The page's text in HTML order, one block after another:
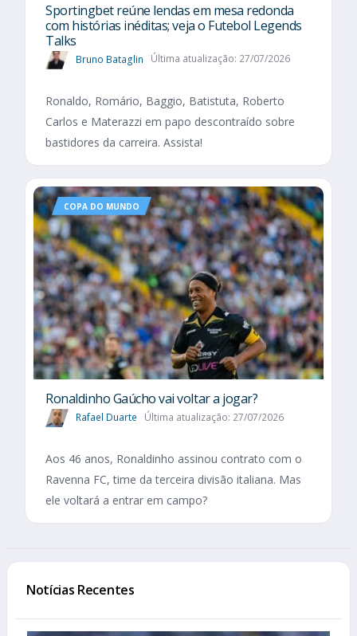
Sportingbet reúne lendas em mesa redonda
com histórias inéditas; veja o Futebol Legends
Talks
Bruno Bataglin Última atualização: 27/07/2026
Ronaldo, Romário, Baggio, Batistuta, Roberto
Carlos e Materazzi em papo descontraído sobre
bastidores da carreira. Assista!
COPA DO MUNDO
Ronaldinho Gaúcho vai voltar a jogar?
Rafael Duarte Última atualização: 27/07/2026
Aos 46 anos, Ronaldinho assinou contrato com o
Ravenna FC, time da terceira divisão italiana. Mas
ele voltará a entrar em campo?
Notícias Recentes